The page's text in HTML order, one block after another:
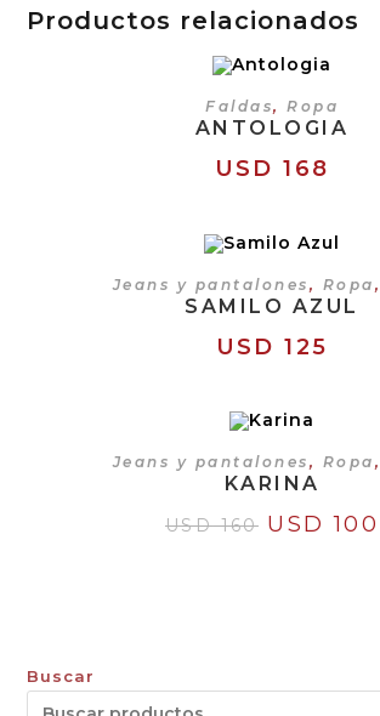
Productos relacionados
SELECCIONAR OPCIONES
Faldas, Ropa
ANTOLOGIA
USD 168
SELECCIONAR OPCIONES
Jeans y pantalones , Ropa ,
SAMILO AZUL
USD 125
SELECCIONAR OPCIONES
Jeans y pantalones , Ropa ,
KARINA
USD160 USD 100
Buscar